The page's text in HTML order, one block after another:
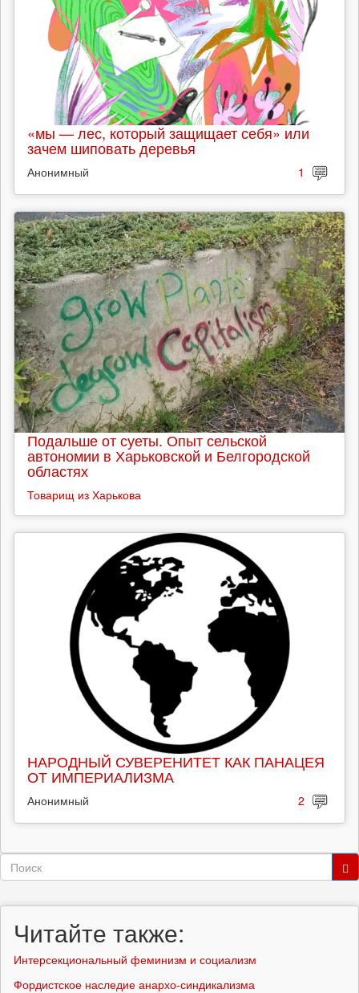
«мы — лес, который защищает себя» или
зачем шиповать деревья
Анонимный 1
Подальше от суеты. Опыт сельской
автономии в Харьковской и Белгородской
областях
Товарищ из Харькова
НАРОДНЫЙ СУВЕРЕНИТЕТ КАК ПАНАЦЕЯ
ОТ ИМПЕРИАЛИЗМА
Анонимный 2
Форма
Читайте также:
Интерсекциональный феминизм и социализм
Фордистское наследие анархо-синдикализма